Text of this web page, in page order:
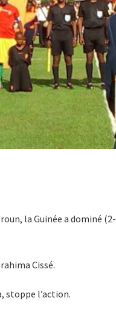
la Guinée a dominé (2-
Cissé.
stoppe l’action.